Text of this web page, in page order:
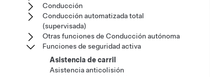
Conducción
Conducción automatizada total
(supervisada)
Otras funciones de Conducción autónoma
Funciones de seguridad activa
Asistencia de carril
Asistencia anticolisión